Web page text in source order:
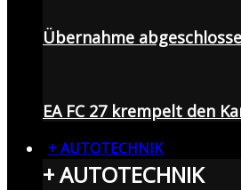
Übernahme
EA FC 27 krempelt den
+ AUTOTECHNIK
+ AUTOTECHNIK